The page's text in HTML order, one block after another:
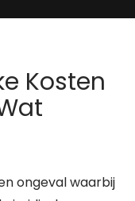
Kosten
ongeval waarbij